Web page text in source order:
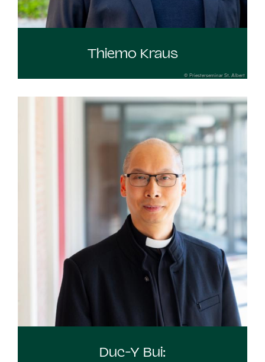
Thiemo Kraus
© Priesterseminar St. Albert
Duc-Y Bui: